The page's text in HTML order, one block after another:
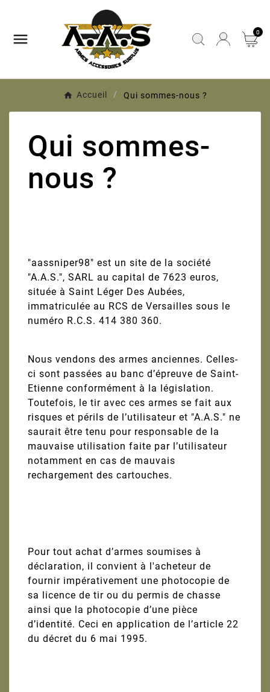
 0
Accueil Qui sommes-nous ?
Qui sommes-
nous ?
"aassniper98" est un site de la société
"A.A.S.", SARL au capital de 7623 euros,
située à Saint Léger Des Aubées,
immatriculée au RCS de Versailles sous le
numéro R.C.S. 414 380 360.
Nous vendons des armes anciennes. Celles-
ci sont passées au banc d’épreuve de Saint-
Etienne conformément à la législation.
Toutefois, le tir avec ces armes se fait aux
risques et périls de l’utilisateur et "A.A.S." ne
saurait être tenu pour responsable de la
mauvaise utilisation faite par l’utilisateur
notamment en cas de mauvais
rechargement des cartouches.
Pour tout achat d’armes soumises à
déclaration, il convient à l'acheteur de
fournir impérativement une photocopie de
sa licence de tir ou du permis de chasse
ainsi que la photocopie d’une pièce
d’identité. Ceci en application de l’article 22
du décret du 6 mai 1995.